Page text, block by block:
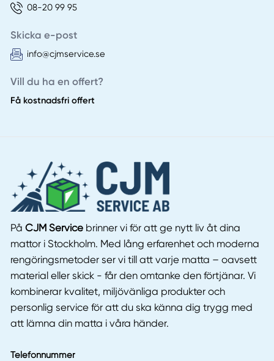
08-20 99 95
Skicka e-post
info@cjmservice.se
Vill du ha en offert?
Få kostnadsfri offert
På CJM Servicebrinner vi för att ge nytt liv åt dina
mattor i Stockholm. Med lång erfarenhet och moderna
rengöringsmetoder ser vi till att varje matta – oavsett
material eller skick - får den omtanke den förtjänar. Vi
kombinerar kvalitet, miljövänliga produkter och
personlig service för att du ska känna dig trygg med
att lämna din matta i våra händer.
Telefonnummer